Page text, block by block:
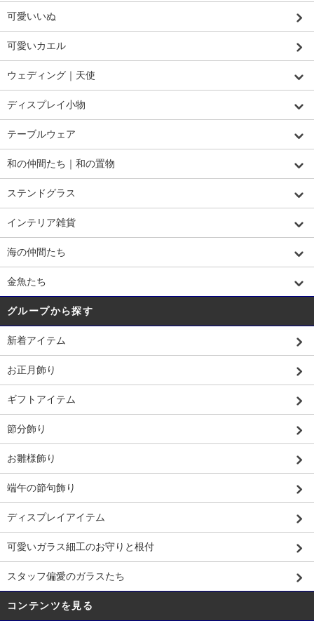
可愛いいぬ
可愛いカエル
ウェディング｜天使
ディスプレイ小物
テーブルウェア
和の仲間たち｜和の置物
ステンドグラス
インテリア雑貨
海の仲間たち
金魚たち
グループから探す
新着アイテム
お正月飾り
ギフトアイテム
節分飾り
お雛様飾り
端午の節句飾り
ディスプレイアイテム
可愛いガラス細工のお守りと根付
スタッフ偏愛のガラスたち
コンテンツを見る